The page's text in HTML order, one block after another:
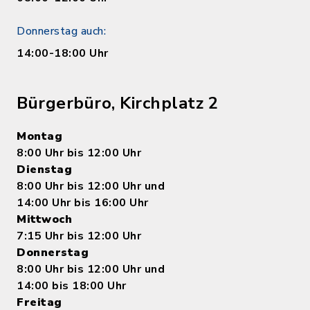
Donnerstag auch:
14:00-18:00 Uhr
Bürgerbüro, Kirchplatz 2
Montag
8:00 Uhr bis 12:00 Uhr
Dienstag
8:00 Uhr bis 12:00 Uhr und
14:00 Uhr bis 16:00 Uhr
Mittwoch
7:15 Uhr bis 12:00 Uhr
Donnerstag
8:00 Uhr bis 12:00 Uhr und
14:00 bis 18:00 Uhr
Freitag